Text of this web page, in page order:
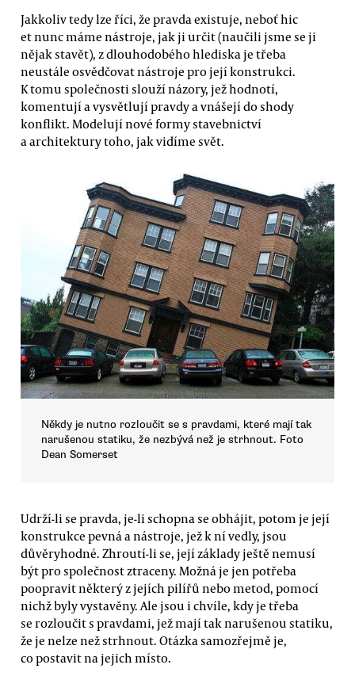
Jakkoliv tedy lze říci, že pravda existuje, neboť hic
et nunc máme nástroje, jak ji určit (naučili jsme se ji
nějak stavět), z dlouhodobého hlediska je třeba
neustále osvědčovat nástroje pro její konstrukci.
K tomu společnosti slouží názory, jež hodnotí,
komentují a vysvětlují pravdy a vnášejí do shody
konflikt. Modelují nové formy stavebnictví
a architektury toho, jak vidíme svět.
Někdy je nutno rozloučit se s pravdami, které mají tak
narušenou statiku, že nezbývá než je strhnout. Foto
Dean Somerset
Udrží-li se pravda, je-li schopna se obhájit, potom je její
konstrukce pevná a nástroje, jež k ní vedly, jsou
důvěryhodné. Zhroutí-li se, její základy ještě nemusí
být pro společnost ztraceny. Možná je jen potřeba
poopravit některý z jejích pilířů nebo metod, pomocí
nichž byly vystavěny. Ale jsou i chvíle, kdy je třeba
se rozloučit s pravdami, jež mají tak narušenou statiku,
že je nelze než strhnout. Otázka samozřejmě je,
co postavit na jejich místo.